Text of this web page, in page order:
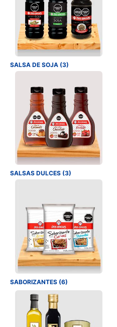
SALSA DE SOJA (3)
SALSAS DULCES (3)
SABORIZANTES (6)